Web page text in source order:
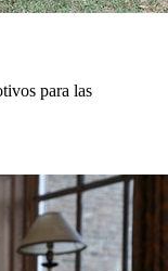
para las